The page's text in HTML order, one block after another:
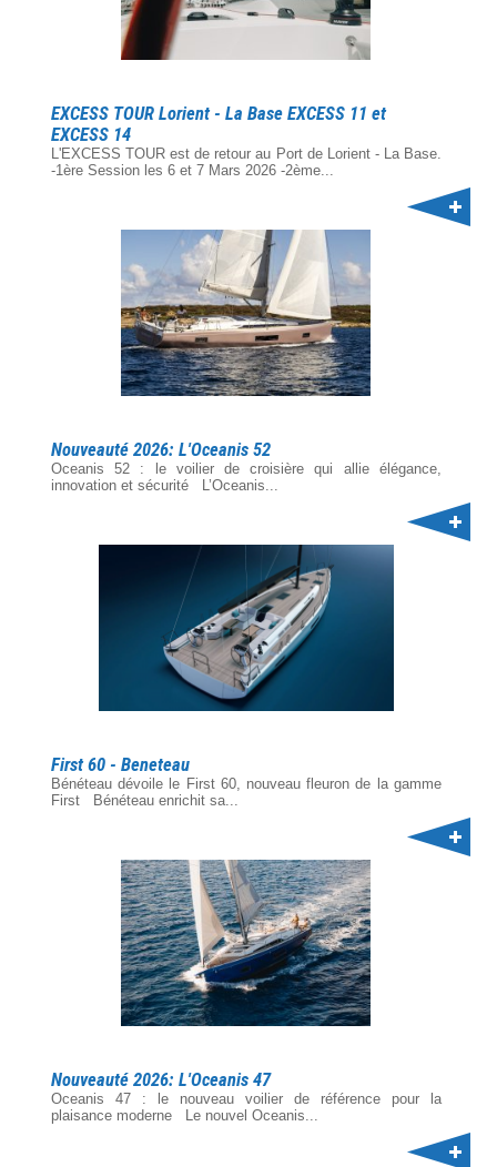
EXCESS TOUR Lorient - La Base EXCESS 11 et
EXCESS 14
L'EXCESS TOUR est de retour au Port de Lorient - La Base.
-1ère Session les 6 et 7 Mars 2026 -2ème...
Nouveauté 2026: L'Oceanis 52
Oceanis 52 : le voilier de croisière qui allie élégance,
innovation et sécurité L’Oceanis...
First 60 - Beneteau
Bénéteau dévoile le First 60, nouveau fleuron de la gamme
First Bénéteau enrichit sa...
Nouveauté 2026: L'Oceanis 47
Oceanis 47 : le nouveau voilier de référence pour la
plaisance moderne Le nouvel Oceanis...